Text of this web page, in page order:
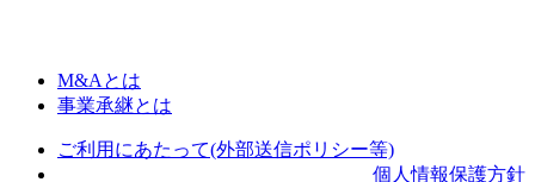
M&Aとは
事業承継とは
ご利用にあたって(外部送信ポリシー等)
個人情報保護方針